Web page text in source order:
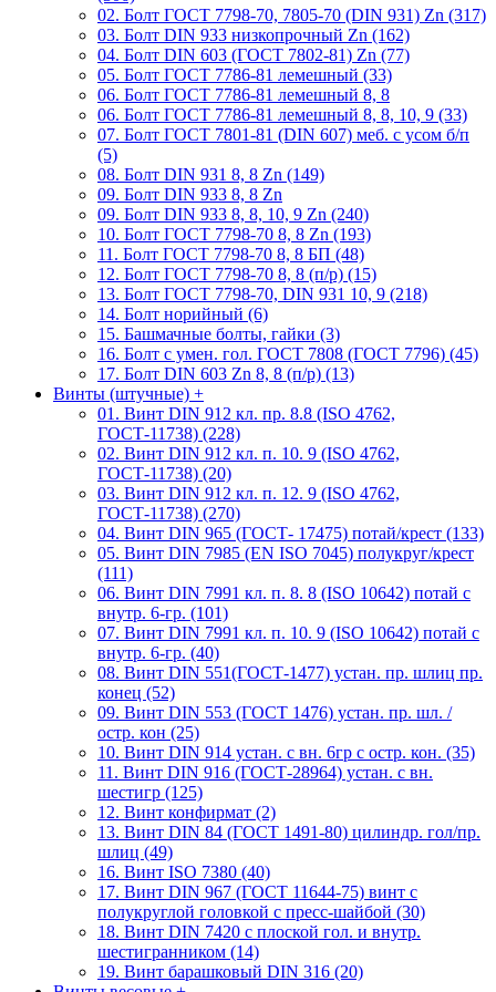
02. Болт ГОСТ 7798-70, 7805-70 (DIN 931) Zn (317)
03. Болт DIN 933 низкопрочный Zn (162)
04. Болт DIN 603 (ГОСТ 7802-81) Zn (77)
05. Болт ГОСТ 7786-81 лемешный (33)
06. Болт ГОСТ 7786-81 лемешный 8, 8
06. Болт ГОСТ 7786-81 лемешный 8, 8, 10, 9 (33)
07. Болт ГОСТ 7801-81 (DIN 607) меб. с усом б/п
(5)
08. Болт DIN 931 8, 8 Zn (149)
09. Болт DIN 933 8, 8 Zn
09. Болт DIN 933 8, 8, 10, 9 Zn (240)
10. Болт ГОСТ 7798-70 8, 8 Zn (193)
11. Болт ГОСТ 7798-70 8, 8 БП (48)
12. Болт ГОСТ 7798-70 8, 8 (п/р) (15)
13. Болт ГОСТ 7798-70, DIN 931 10, 9 (218)
14. Болт норийный (6)
15. Башмачные болты, гайки (3)
16. Болт с умен. гол. ГОСТ 7808 (ГОСТ 7796) (45)
17. Болт DIN 603 Zn 8, 8 (п/р) (13)
Винты (штучные) +
01. Винт DIN 912 кл. пр. 8.8 (ISO 4762,
ГОСТ-11738) (228)
02. Винт DIN 912 кл. п. 10. 9 (ISO 4762,
ГОСТ-11738) (20)
03. Винт DIN 912 кл. п. 12. 9 (ISO 4762,
ГОСТ-11738) (270)
04. Винт DIN 965 (ГОСТ- 17475) потай/крест (133)
05. Винт DIN 7985 (EN ISO 7045) полукруг/крест
(111)
06. Винт DIN 7991 кл. п. 8. 8 (ISO 10642) потай с
внутр. 6-гр. (101)
07. Винт DIN 7991 кл. п. 10. 9 (ISO 10642) потай с
внутр. 6-гр. (40)
08. Винт DIN 551(ГОСТ-1477) устан. пр. шлиц пр.
конец (52)
09. Винт DIN 553 (ГОСТ 1476) устан. пр. шл. /
остр. кон (25)
10. Винт DIN 914 устан. с вн. 6гр с остр. кон. (35)
11. Винт DIN 916 (ГОСТ-28964) устан. с вн.
шестигр (125)
12. Винт конфирмат (2)
13. Винт DIN 84 (ГОСТ 1491-80) цилиндр. гол/пр.
шлиц (49)
16. Винт ISO 7380 (40)
17. Винт DIN 967 (ГОСТ 11644-75) винт с
полукруглой головкой с пресс-шайбой (30)
18. Винт DIN 7420 с плоской гол. и внутр.
шестигранником (14)
19. Винт барашковый DIN 316 (20)